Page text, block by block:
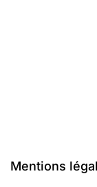
Mentions